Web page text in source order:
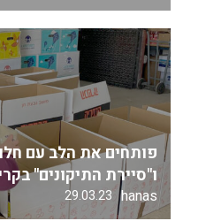
פותחים את הלב עם
ו"סיירת התיקונים"
hanas
29.03.23